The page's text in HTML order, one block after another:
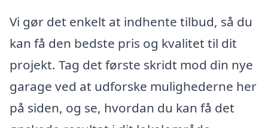
Vi gør det enkelt at indhente tilbud, så du
kan få den bedste pris og kvalitet til dit
projekt. Tag det første skridt mod din nye
garage ved at udforske mulighederne her
på siden, og se, hvordan du kan få det